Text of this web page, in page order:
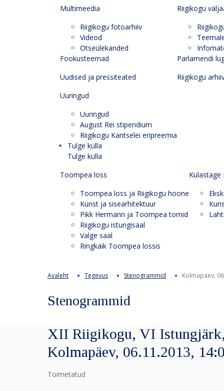
Multimeedia
Riigikogu fotoarhiiv
Videod
Otseülekanded
Fookusteemad
Uudised ja pressiteated
Uuringud
Uuringud
August Rei stipendium
Riigikogu Kantselei eripreemia
Riigikogu
Parlamendi
Riigikogu
Tulge külla
Tulge külla
Toompea loss
Toompea loss ja Riigikogu hoone
Kunst ja sisearhitektuur
Pikk Hermann ja Toompea tornid
Riigikogu istungisaal
Valge saal
Ringkäik Toompea lossis
Külastage
Avaleht Tegevus Stenogrammid Kolmapäev,
Stenogrammid
XII Riigikogu, VI
Kolmapäev, 06.11.2013,
Toimetatud